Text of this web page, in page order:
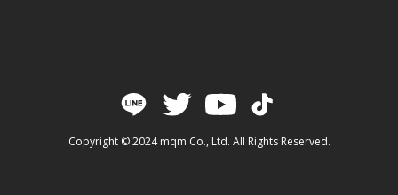
Copyright © 2024 mqm Co., Ltd. All Rights Reserved.